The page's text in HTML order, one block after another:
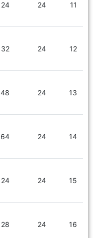
11
24
24
12
24
32
13
24
48
14
24
64
15
24
24
16
24
28